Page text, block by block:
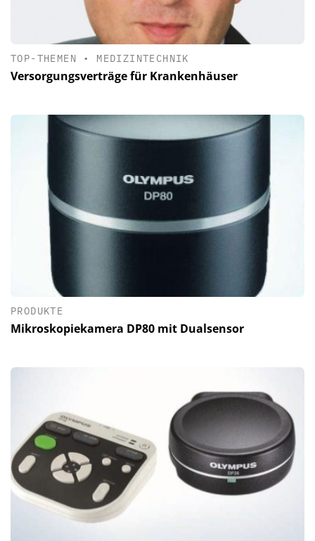
TOP-THEMEN • MEDIZINTECHNIK
Versorgungsverträge für Krankenhäuser
PRODUKTE
Mikroskopiekamera DP80 mit Dualsensor